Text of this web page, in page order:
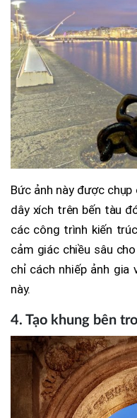
Bức ảnh này được chụp
dây xích trên bến tàu
các công trình kiến
cảm giác chiều sâu
chỉ cách nhiếp ảnh gia
này.
4. Tạo khung bên